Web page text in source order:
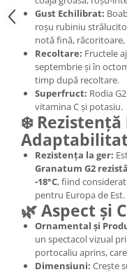
Gust Echilibrat:
roșu rubiniu
notă fină,
Recoltare: Fructele
septembrie și în
timp după recoltare.
Superfruct: Rodia
vitamina C și potasiu.
❄️
Rezistența la ger:
Granatum G2
-18°C, fiind
pentru Europa de Est.
🌿 Aspect și
Ornamental și
un spectacol vizual
portocaliu aprins,
Dimensiuni: Crește